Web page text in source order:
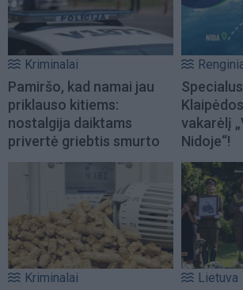
Kriminalai
Pamiršo, kad namai jau
priklauso kitiems:
nostalgija daiktams
privertė griebtis smurto
vakarėlį
Nidoje“!
Kriminalai Lietuva